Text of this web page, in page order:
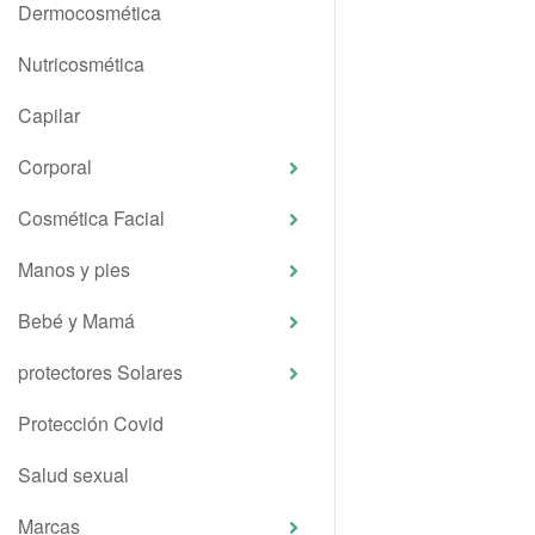
Dermocosmética
Nutricosmética
Capilar
Corporal
Cosmética Facial
Manos y pies
Bebé y Mamá
protectores Solares
Protección Covid
Salud sexual
Marcas